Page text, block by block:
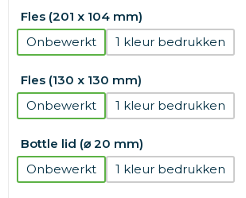
Fles (201 x 104 mm)
Onbewerkt
1
Fles (130 x 130 mm)
Onbewerkt
1
Bottle lid (⌀ 20 mm)
Onbewerkt
1